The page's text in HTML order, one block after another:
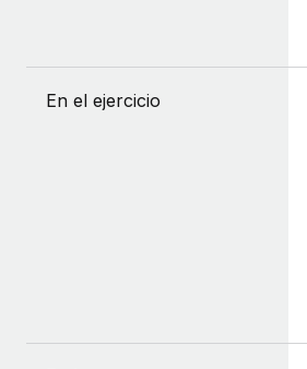
En el ejercicio